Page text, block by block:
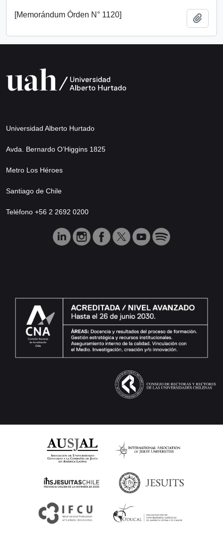
[Memorándum Órden N° 1120]
Universidad Alberto Hurtado
Avda. Bernardo O’Higgins 1825
Metro Los Héroes
Santiago de Chile
Teléfono +56 2 2692 0200